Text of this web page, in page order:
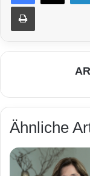
Drucken
Ähnliche